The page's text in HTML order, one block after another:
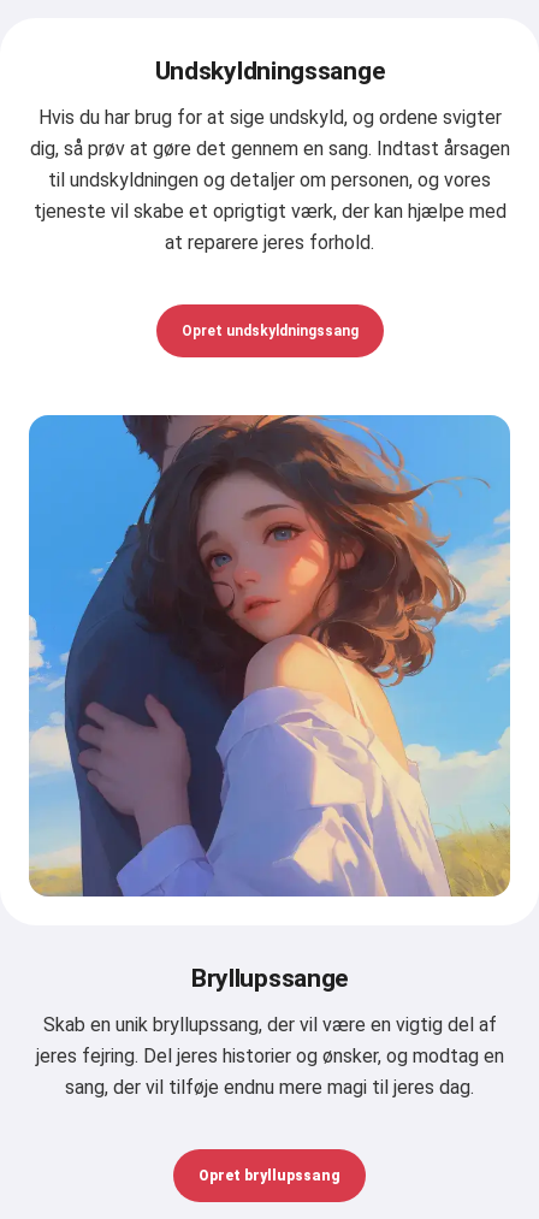
Undskyldningssange
Hvis du har brug for at sige undskyld, og ordene svigter
dig, så prøv at gøre det gennem en sang. Indtast årsagen
til undskyldningen og detaljer om personen, og vores
tjeneste vil skabe et oprigtigt værk, der kan hjælpe med
at reparere jeres forhold.
Opret undskyldningssang
Bryllupssange
Skab en unik bryllupssang, der vil være en vigtig del af
jeres fejring. Del jeres historier og ønsker, og modtag en
sang, der vil tilføje endnu mere magi til jeres dag.
Opret bryllupssang